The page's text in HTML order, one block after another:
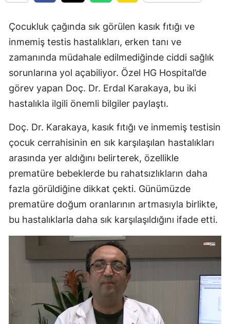
Çocukluk çağında sık görülen kasık fıtığı ve
inmemiş testis hastalıkları, erken tanı ve
zamanında müdahale edilmediğinde ciddi sağlık
sorunlarına yol açabiliyor. Özel HG Hospital’de
görev yapan Doç. Dr. Erdal Karakaya, bu iki
hastalıkla ilgili önemli bilgiler paylaştı.
Doç. Dr. Karakaya, kasık fıtığı ve inmemiş testisin
çocuk cerrahisinin en sık karşılaşılan hastalıkları
arasında yer aldığını belirterek, özellikle
prematüre bebeklerde bu rahatsızlıkların daha
fazla görüldiğine dikkat çekti. Günümüzde
prematüre doğum oranlarının artmasıyla birlikte,
bu hastalıklarla daha sık karşılaşıldığını ifade etti.